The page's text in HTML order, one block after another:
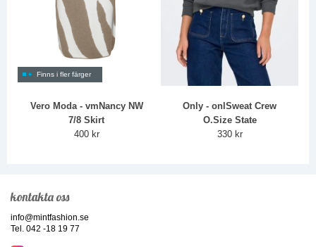
Finns i fler färger
Vero Moda - vmNancy NW
7/8 Skirt
400 kr
Only - onlSweat Crew
O.Size State
330 kr
kontakta oss
info@mintfashion.se
Tel. 042 -18 19 77